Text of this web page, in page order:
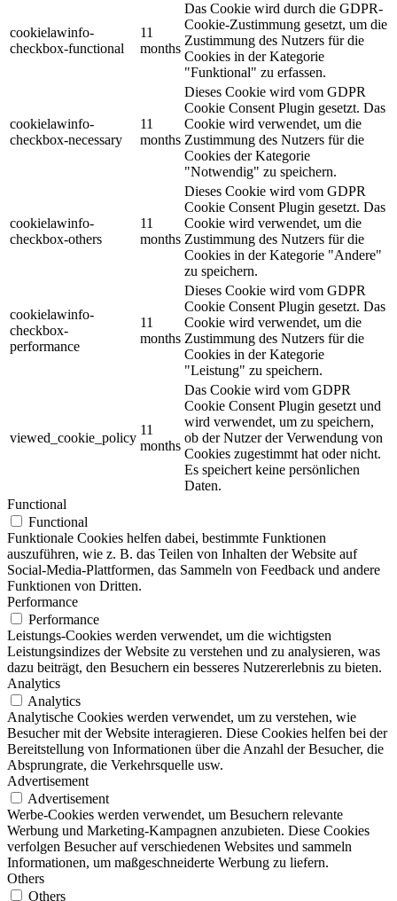
cookielawinfo-
checkbox-functional
11
months
Das Cookie wird durch die GDPR-
Cookie-Zustimmung gesetzt, um die
Zustimmung des Nutzers für die
Cookies in der Kategorie
"Funktional" zu erfassen.
cookielawinfo-
checkbox-necessary
11
months
Dieses Cookie wird vom GDPR
Cookie Consent Plugin gesetzt. Das
Cookie wird verwendet, um die
Zustimmung des Nutzers für die
Cookies der Kategorie
"Notwendig" zu speichern.
cookielawinfo-
checkbox-others
11
months
Dieses Cookie wird vom GDPR
Cookie Consent Plugin gesetzt. Das
Cookie wird verwendet, um die
Zustimmung des Nutzers für die
Cookies in der Kategorie "Andere"
zu speichern.
cookielawinfo-
checkbox-
performance
11
months
Dieses Cookie wird vom GDPR
Cookie Consent Plugin gesetzt. Das
Cookie wird verwendet, um die
Zustimmung des Nutzers für die
Cookies in der Kategorie
"Leistung" zu speichern.
viewed_cookie_policy
11
months
Das Cookie wird vom GDPR
Cookie Consent Plugin gesetzt und
wird verwendet, um zu speichern,
ob der Nutzer der Verwendung von
Cookies zugestimmt hat oder nicht.
Es speichert keine persönlichen
Daten.
Functional
Functional
Funktionale Cookies helfen dabei, bestimmte Funktionen
auszuführen, wie z. B. das Teilen von Inhalten der Website auf
Social-Media-Plattformen, das Sammeln von Feedback und andere
Funktionen von Dritten.
Performance
Performance
Leistungs-Cookies werden verwendet, um die wichtigsten
Leistungsindizes der Website zu verstehen und zu analysieren, was
dazu beiträgt, den Besuchern ein besseres Nutzererlebnis zu bieten.
Analytics
Analytics
Analytische Cookies werden verwendet, um zu verstehen, wie
Besucher mit der Website interagieren. Diese Cookies helfen bei der
Bereitstellung von Informationen über die Anzahl der Besucher, die
Absprungrate, die Verkehrsquelle usw.
Advertisement
Advertisement
Werbe-Cookies werden verwendet, um Besuchern relevante
Werbung und Marketing-Kampagnen anzubieten. Diese Cookies
verfolgen Besucher auf verschiedenen Websites und sammeln
Informationen, um maßgeschneiderte Werbung zu liefern.
Others
Others